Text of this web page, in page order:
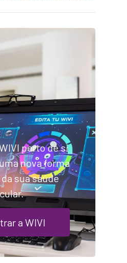
perto de si
nova forma
sua saúde
a WIVI